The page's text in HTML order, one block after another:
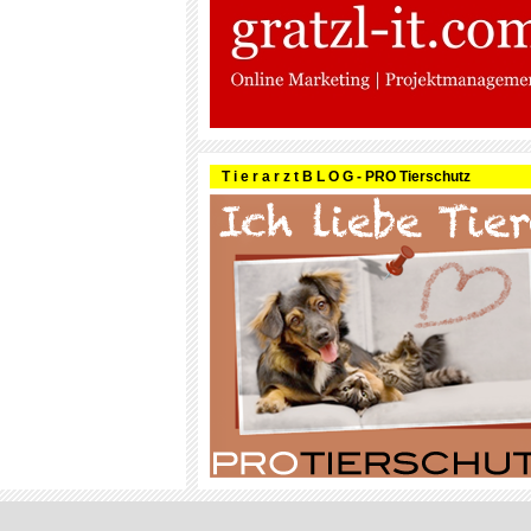
T i e r a r z t B L O G - PRO Tierschutz